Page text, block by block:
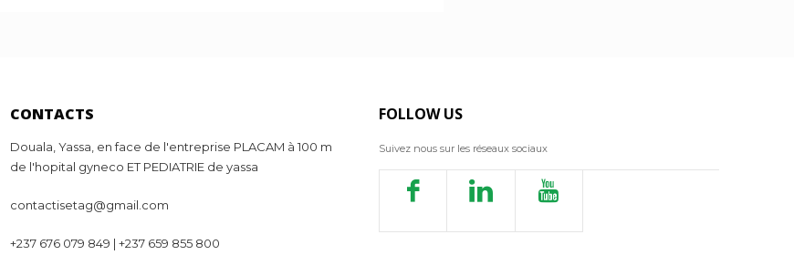
CONTACTS
Douala, Yassa, en face de l'entreprise PLACAM à 100 m
de l'hopital gyneco ET PEDIATRIE de yassa
contactisetag@gmail.com
+237 676 079 849 | +237 659 855 800
FOLLOW US
Suivez nous sur les réseaux sociaux